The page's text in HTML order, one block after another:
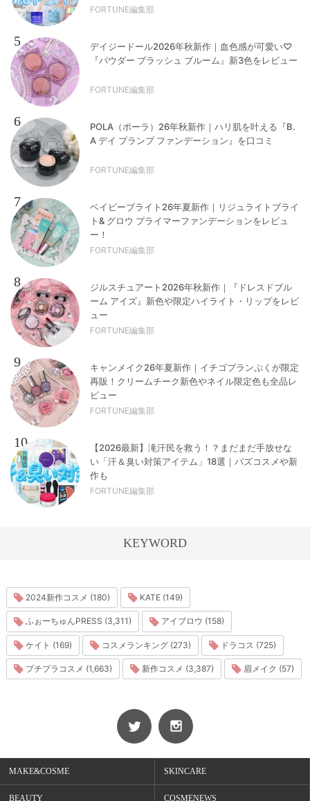
FORTUNE編集部
5
デイジードール2026年秋新作｜血色感が可愛い♡
『パウダー ブラッシュ ブルーム』新3色をレビュー
FORTUNE編集部
6
POLA（ポーラ）26年秋新作｜ハリ肌を叶える『B.
A デイ プランプ ファンデーション』を口コミ
FORTUNE編集部
7
ベイビーブライト26年夏新作｜リジュライトブライ
ト& グロウ プライマーファンデーションをレビュ
ー！
FORTUNE編集部
8
ジルスチュアート2026年秋新作｜『ドレスドブル
ーム アイズ』新色や限定ハイライト・リップをレビ
ュー
FORTUNE編集部
9
キャンメイク26年夏新作｜イチゴプランぷくが限定
再販！クリームチーク新色やネイル限定色も全品レ
ビュー
FORTUNE編集部
10
【2026最新】滝汗民を救う！？まだまだ手放せな
い「汗＆臭い対策アイテム」18選｜バズコスメや新
作も
FORTUNE編集部
KEYWORD
2024新作コスメ (180) KATE (149)
ふぉーちゅんPRESS (3,311) アイブロウ (158)
ケイト (169) コスメランキング (273) ドラコス (725)
プチプラコスメ (1,663) 新作コスメ (3,387) 眉メイク (57)
MAKE&COSME SKINCARE
BEAUTY COSMENEWS